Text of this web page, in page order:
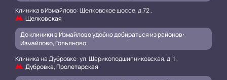
Клиника в Измайлово: Щелковское шоссе, д.72 ,
Щелковская
До клиники в Измайлово удобно добираться из районов:
Измайлово, Гольяново.
Клиника на Дубровке: ул. Шарикоподшипниковская, д. 1 ,
Дубровка, Пролетарская